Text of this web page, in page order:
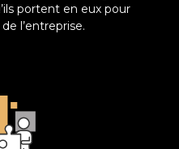
portent en eux pour
l’entreprise.